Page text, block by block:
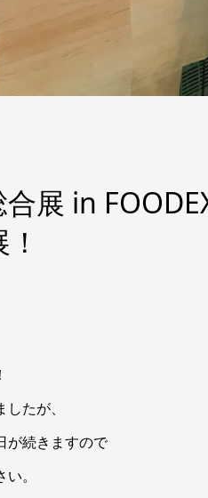
合展 in
たが、
が続きますので
。